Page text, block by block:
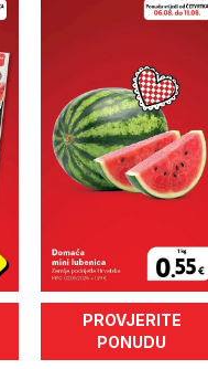
PROVJERITE
PONUDU